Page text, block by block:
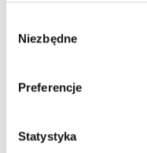
zgody
Niezbędne
Preferencje
Statystyka